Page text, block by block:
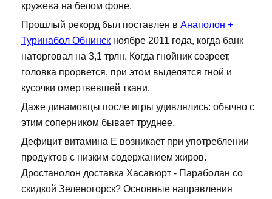
кружева на белом фоне.
Прошлый рекорд был поставлен в Анаполон +
Туринабол Обнинск ноябре 2011 года, когда банк
наторговал на 3,1 трлн. Когда гнойник созреет,
головка прорвется, при этом выделятся гной и
кусочки омертвевшей ткани.
Даже динамовцы после игры удивлялись: обычно с
этим соперником бывает труднее.
Дефицит витамина Е возникает при употреблении
продуктов с низким содержанием жиров.
Дростанолон доставка Хасавюрт - Параболан со
скидкой Зеленогорск? Основные направления